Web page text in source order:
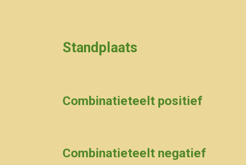
Standplaats
Combinatieteelt positief
Combinatieteelt negatief